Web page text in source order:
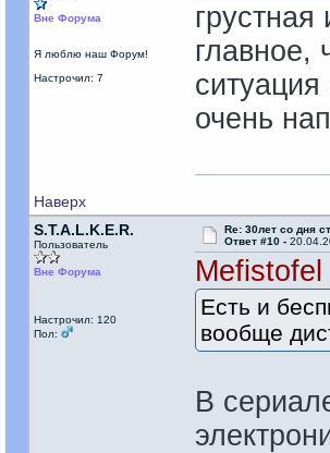
Вне Форума
Я люблю наш Форум!
Настрочил: 7
грустная
главное,
очень
Наверх
S.T.A.L.K.E.R.
Пользователь
Вне Форума
Настрочил: 120
Пол:
Re: 30лет со дня
Ответ #10 -
Есть и
вообще
В